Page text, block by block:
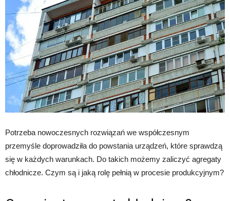
Potrzeba nowoczesnych rozwiązań we współczesnym
przemyśle doprowadziła do powstania urządzeń, które sprawdzą
się w każdych warunkach. Do takich możemy zaliczyć agregaty
chłodnicze. Czym są i jaką rolę pełnią w procesie produkcyjnym?